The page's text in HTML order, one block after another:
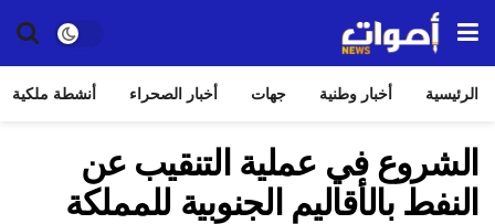
الرئيسية أخبار وطنية جهات أخبار الصحراء أنشطة ملكية
الشروع في عملية التنقيب عن
النفط بالأقاليم الجنوبية للمملكة